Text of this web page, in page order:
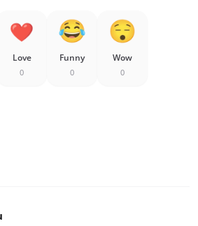
Love
0
Funny
0
Wow
0